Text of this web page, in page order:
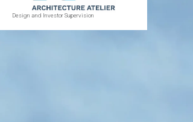
Design and Investor Supervision